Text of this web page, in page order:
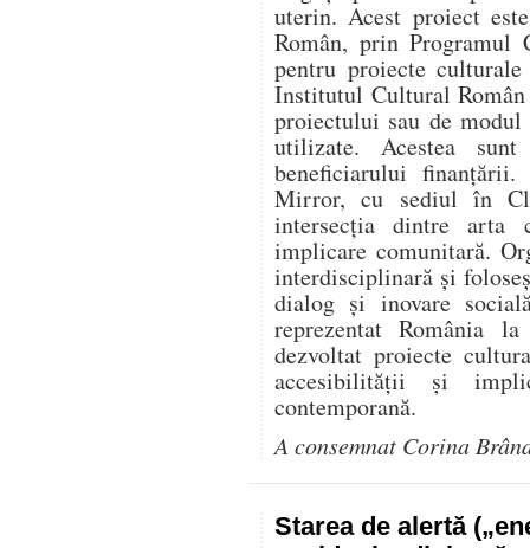
uterin. Acest proiect
Român, prin Programul
pentru proiecte
Institutul Cultural
proiectului sau de
utilizate. Acestea
beneficiarului
Mirror, cu sediul în
intersecția dintre arta
implicare comunitară.
interdisciplinară și
dialog și inovare
reprezentat România
dezvoltat proiecte
accesibilității și
contemporană.
A consemnat Corina
Starea de alertă